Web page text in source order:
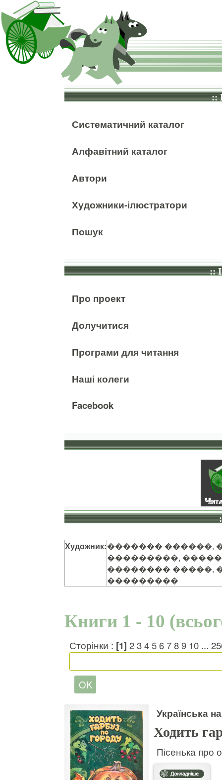
::
Систематичний каталог
Алфавітний каталог
Автори
Художники-ілюстратори
Пошук
::
Про проект
Долучитися
Програми для читання
Наші колеги
Facebook
Художник:������� ������,
���������,
�������� �����,
���������
Книги 1 - 10
Сторінки : [1] 23456789 10 ...
Українська
Ходить
Пісенька про